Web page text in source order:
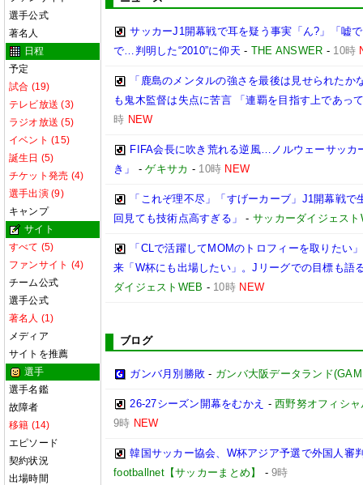
選手公式
著名人
日程
予定
試合 (19)
テレビ放送 (3)
ラジオ放送 (5)
イベント (15)
誕生日 (5)
チケット発売 (4)
選手出演 (9)
キャンプ
サイト
すべて (5)
ファンサイト (4)
チーム公式
選手公式
著名人 (1)
メディア
サイトを推薦
選手
選手名鑑
故障者
移籍 (14)
エピソード
契約状況
出場時間
サッカーJ1開幕戦で耳を疑う事実「ん?」「嘘
で…判明した“2010”に仰天 - THE ANSWER - 10時
「鹿島のメンタルの強さを最後は見せられた
も鬼木監督は失点に苦言 「連覇を目指す上であっ
時 NEW
FIFA会長に吹き荒れる逆風…ノルウェーサッカ
き」
-ゲキサカ - 10時 NEW
「これぞ理不尽」「すげーカーブ」J1開幕戦
回見ても技術点高すぎる」
-サッカーダイジェスト
「CLで活躍してMOMのトロフィーを取りたい
来「W杯にも出場したい」。Jリーグでの目標も語
ダイジェストWEB - 10時 NEW
ブログ
ガンバ月別勝敗 - ガンバ大阪データランド
26-27シーズン開幕をむかえ -西野努オフィシ
9時 NEW
韓国サッカー協会、W杯アジア予選で外国人
footballnet【サッカーまとめ】
-9時